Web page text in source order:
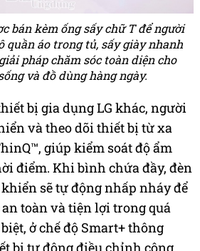
bán kèm ống sấy chữ T để người
quần áo trong tủ, sấy giày nhanh
pháp chăm sóc toàn diện cho
và đồ dùng hàng ngày.
bị gia dụng LG khác, người
và theo dõi thiết bị từ xa
giúp kiểm soát độ ẩm
điểm. Khi bình chứa đầy, đèn
sẽ tự động nhấp nháy để
toàn và tiện lợi trong quá
ở chế độ Smart+ thông
bị tự động điều chỉnh công